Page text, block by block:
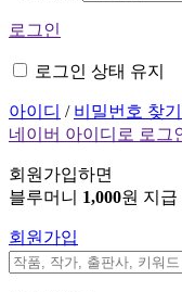
로그인
로그인 상태 유지
아이디 / 비밀번호 찾기
네이버 아이디로 로그
회원가입하면
블루머니 1,000원 지급
회원가입